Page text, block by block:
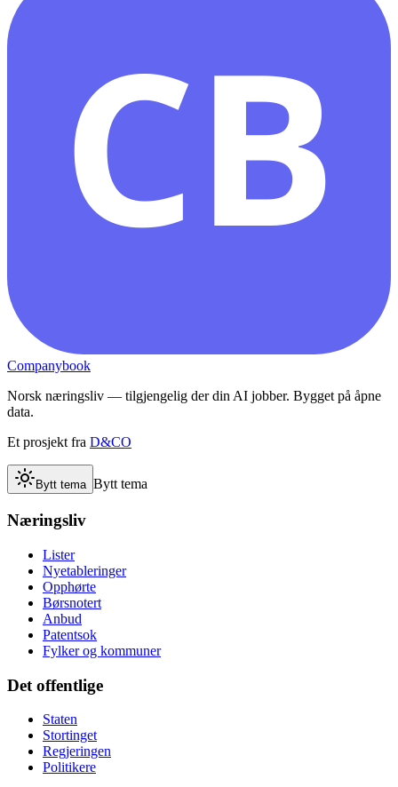
CB
Companybook
Norsk næringsliv — tilgjengelig der din AI jobber. Bygget på åpne
data.
Et prosjekt fra D&CO
Bytt tema Bytt tema
Næringsliv
Lister
Nyetableringer
Opphørte
Børsnotert
Anbud
Patentsok
Fylker og kommuner
Det offentlige
Staten
Stortinget
Regjeringen
Politikere